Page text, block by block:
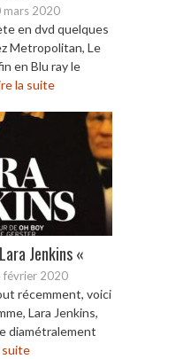
mars 2020
en dvd quelques
Metropolitan, Le
en Blu ray le
la suite
Jenkins «
février 2020
récemment, voici
Lara Jenkins,
diamétralement
suite